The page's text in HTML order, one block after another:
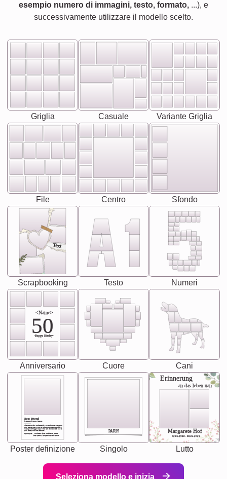
esempio numero di immagini, testo, formato, ...), e
successivamente utilizzare il modello scelto.
Griglia Casuale Variante Griglia
File Centro Sfondo
Text
Scrapbooking Testo Numeri
<Name>
50
-Happy Birday-
Anniversario Cuore Cani
Best Friend
[<NAME>] Noun, feminie
Synonyms: Soulmate, closet confidante, sister at
heart person, life partner in adventure.
The person who understands you without explanation
you accepts just as you are. She's your partner in life's,
chaos your biggest supporter, and the one with whom
you share your best memories.
Poster definizione
PARIS
Singolo
Erinnerung
an das leben uan
Margarete Hof
02.05.1940 - 08.04.2021
Lutto
Seleziona modello e inizia